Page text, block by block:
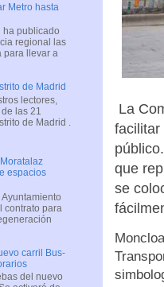
La
facilitar
que
se
Metro hasta
ha publicado
regional las
para llevar a
de Madrid
lectores,
las 21
de Madrid .
espacios
contrato para
carril Bus-
del nuevo